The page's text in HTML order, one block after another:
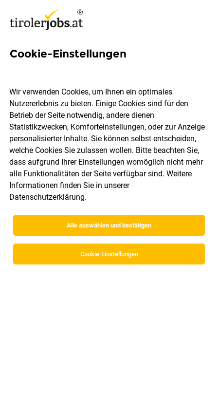
Technische Fachkraft zur
Kesselwärter (w/m/d)
Fritz Egger GmbH & Co. OG
St. Johann in Tirol Vollzeit 04.08.2026
Cookie-Einstellungen
Wir verwenden Cookies, um Ihnen ein optimales
Nutzererlebnis zu bieten. Einige Cookies sind für den
Betrieb der Seite notwendig, andere dienen
Statistikzwecken, Komforteinstellungen, oder zur Anzeige
personalisierter Inhalte. Sie können selbst entscheiden,
welche Cookies Sie zulassen wollen. Bitte beachten Sie,
dass aufgrund Ihrer Einstellungen womöglich nicht mehr
alle Funktionalitäten der Seite verfügbar sind. Weitere
Informationen finden Sie in unserer
Datenschutzerklärung.
Alle auswählen und bestätigen
Cookie-Einstellungen